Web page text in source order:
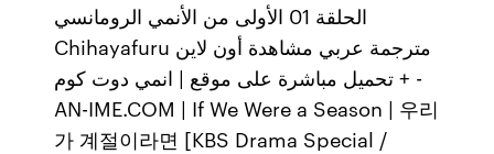
الحلقة 01 الأولى من الأنمي الرومانسي
Chihayafuru مترجمة عربي مشاهدة أون لاين
+ تحميل مباشرة على موقع | انمي دوت كوم -
AN-IME.COM | If We Were a Season | 우리
가 계절이라면 [KBS Drama Special /